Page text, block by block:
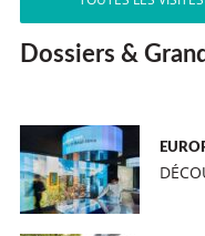
Dossiers &